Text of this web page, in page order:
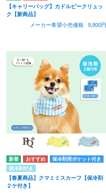
【キャリーバッグ】カドルピークリュッ
ク【新商品】
メーカー希望小売価格
9,800円
保冷剤用ポケット付き
保冷剤付き
【春夏商品】クマミミスカーフ【保冷剤
２ケ付き】